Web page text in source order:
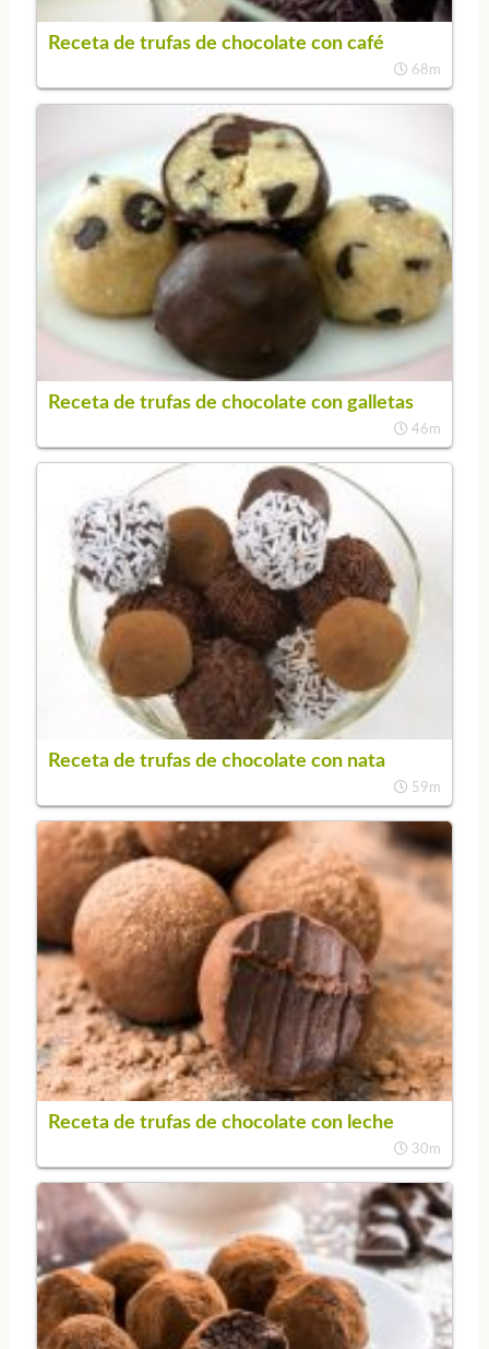
Receta de trufas de chocolate con café
68m
Receta de trufas de chocolate con galletas
46m
Receta de trufas de chocolate con nata
59m
Receta de trufas de chocolate con leche
30m